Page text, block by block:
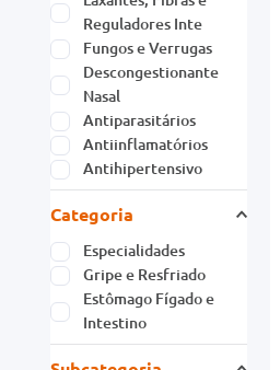
Reguladores Inte
Fungos e Verrugas
Descongestionante
Nasal
Antiparasitários
Antiinflamatórios
Antihipertensivo
Categoria
Especialidades
Gripe e Resfriado
Estômago Fígado e
Intestino